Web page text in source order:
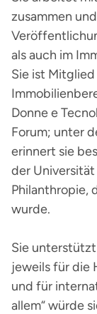
zusammen
als auch im
Sie ist
Donne e
Forum; unter
erinnert sie
der
Philanthropie,
wurde.
Sie unterstützt
jeweils für die
und für
allem“ würde